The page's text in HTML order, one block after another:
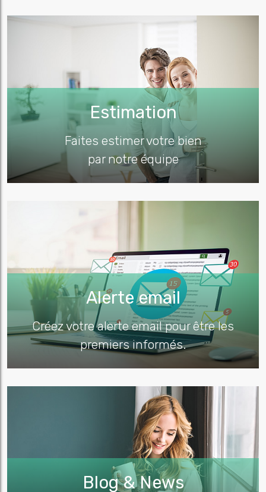
Estimation
Faites estimer votre bien
par notre équipe
Alerte email
Créez votre alerte email pour être les
premiers informés.
Blog & News